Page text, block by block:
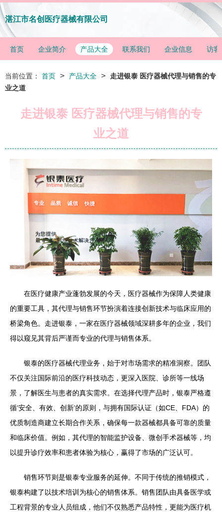
湛江市名创医疗器械有限公司
首页 企业简介 产品大全 联系我们 企业信息 访客
当前位置： 首页 > 产品大全 >
走进银泰 医疗器械代理与销售的专
业之道
走进银泰 医疗器械代理与销售的专
业之道
在医疗健康产业蓬勃发展的今天，医疗器械作为保障人类健康
的重要工具，其代理与销售环节扮演着连接创新技术与临床应用的
桥梁角色。走进银泰，一家在医疗器械领域深耕多年的企业，我们
得以窥见其背后严谨而专业的代理与销售体系。
银泰的医疗器械代理业务，始于对市场需求的精准洞察。团队
不仅关注国际前沿的医疗科技动态，更深入医院、诊所等一线场
景，了解医生与患者的真实需求。在选择代理产品时，银泰严格遵
循‘安全、有效、创新’的原则，与拥有国际认证（如CE、FDA）的
优质制造商建立长期合作关系，确保每一款器械都具备可靠的质量
和临床价值。例如，其代理的智能监护设备、微创手术器械等，均
以提升诊疗效率和患者体验为核心，赢得了市场的广泛认可。
销售环节则是银泰专业服务的延伸。不同于传统的推销模式，
银泰构建了以技术培训为核心的销售体系。销售团队由具备医学或
工程背景的专业人员组成，他们不仅熟悉产品特性，更能为医疗机